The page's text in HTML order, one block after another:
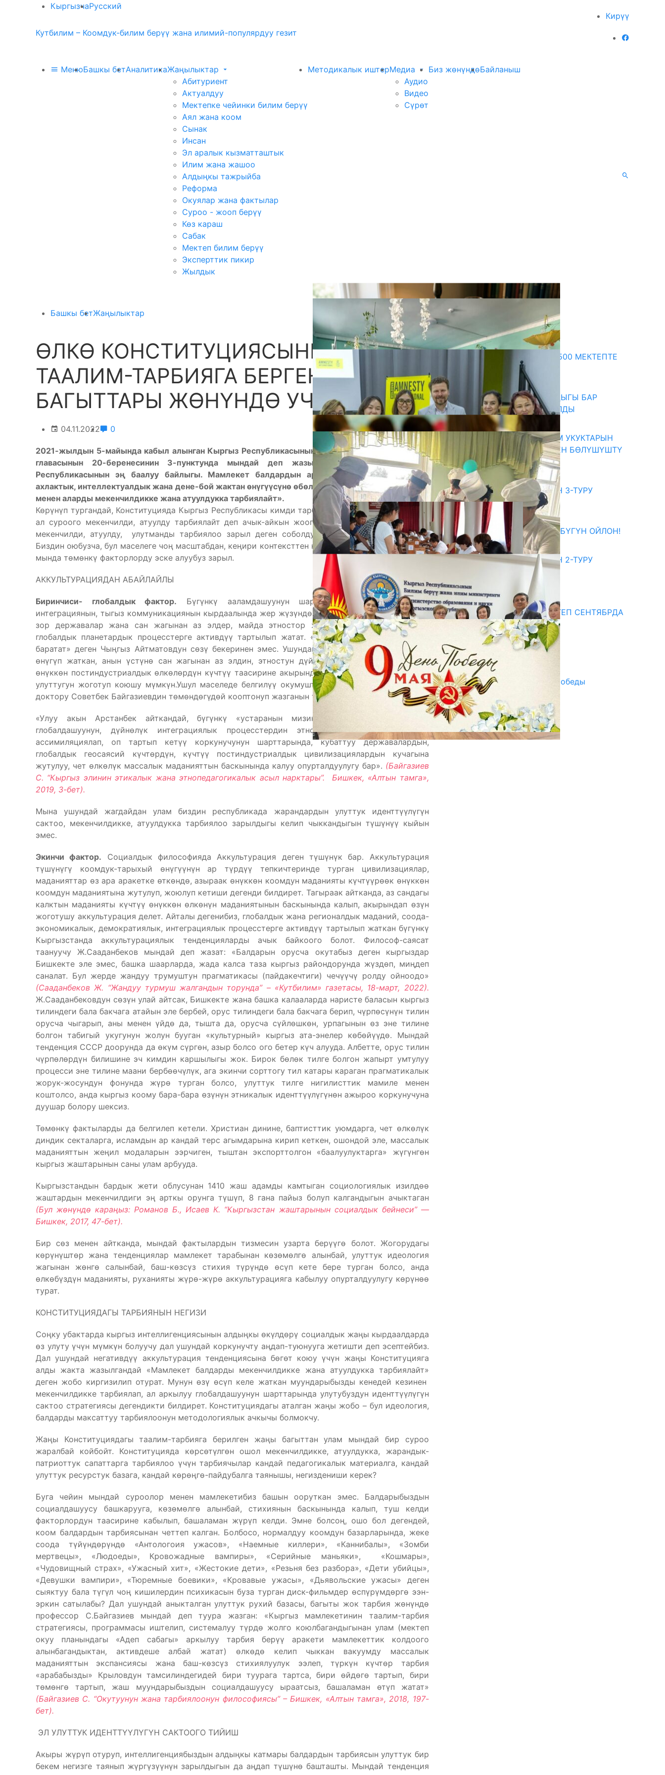
КыргызчаРусский
Кирүү
Кутбилим – Коомдук-билим берүү жана илимий-популярдуу гезит
МенюБашкы бетАналитикаЖаңылыктар
Абитуриент
Актуалдуу
Мектепке чейинки билим берүү
Аял жана коом
Сынак
Инсан
Эл аралык кызматташтык
Илим жана жашоо
Алдыңкы тажрыйба
Реформа
Окуялар жана фактылар
Суроо - жооп берүү
Көз караш
Сабак
Мектеп билим берүү
Эксперттик пикир
Жылдык
Методикалык иштерМедиа
Аудио
Видео
Сүрөт
Биз жөнүндөБайланыш
Башкы бетЖаңылыктар
ӨЛКӨ КОНСТИТУЦИЯСЫНЫН
ТААЛИМ-ТАРБИЯГА БЕРГЕН ЖАҢЫ
БАГЫТТАРЫ ЖӨНҮНДӨ УЧКАЙ СӨЗ
04.11.2022 0
2021-жылдын 5-майында кабыл алынган Кыргыз Республикасынын жаңы Конституциясынын II
главасынын 20-беренесинин 3-пунктунда мындай деп жазылган: «Балдар – Кыргыз
Республикасынын эң баалуу байлыгы. Мамлекет балдардын ар тараптуу руханий, адеп-
ахлактык, интеллектуалдык жана дене-бой жактан өнүгүүсүнө өбөлгө болуучу шарттарды түзүү
менен аларды мекенчилдикке жана атуулдукка тарбиялайт».
Көрүнүп тургандай, Конституцияда Кыргыз Республикасы кимди тарбиялайт деген суроо коюлуп,
ал суроого мекенчилди, атуулду тарбиялайт деп ачык-айкын жооп берилген. Эмне үчүн бүгүн
мекенчилди, атуулду, улутманды тарбиялоо зарыл деген соболду биз өз алдыбызга коебуз?
Биздин оюбузча, бул маселеге чоң масштабдан, кеңири контексттен карап, жооп берүү керек. Биз
мында төмөнкү факторлорду эске алуубуз зарыл.
АККУЛЬТУРАЦИЯДАН АБАЙЛАЙЛЫ
Биринчиси- глобалдык фактор. Бүгүнкү ааламдашуунун шарттарында жана дүйнөлүк
интеграциянын, тыгыз коммуникациянын кырдаалында жер жүзүндөгү чоң жана кичине өлкөлөр,
зор державалар жана сан жагынан аз элдер, майда этностор жана ири калктар бардыгы
глобалдык планетардык процесстерге активдүү тартылып жатат. «Дүйнө элдери бир кайыкта
баратат» деген Чыңгыз Айтматовдун сөзү бекеринен эмес. Ушундай шартта, айрыкча жаңыдан
өнүгүп жаткан, анын үстүнө сан жагынан аз элдин, этностун дүйнөлүк державалардын жана
өнүккөн постиндустриалдык өлкөлөрдүн күчтүү таасирине акырындык менен «жутулуп», өзүнүн
улуттугун жоготуп коюшу мүмкүн.Ушул маселеде белгилүү окумуштуу, филология илимдеринин
доктору Советбек Байгазиевдин төмөндөгүдөй кооптонуп жазганын туура деп эсептейбиз:
«Улуу акын Арстанбек айткандай, бүгүнкү «устаранын мизинде оодарылган» заманда,
глобалдашуунун, дүйнөлүк интеграциялык процесстердин этносторду, майда улутгарды
ассимиляциялап, оп тартып кетүү коркунучунун шарттарында, кубаттуу державалардын,
глобалдык геосаясий күчтөрдүн, күчтүү постиндустриалдык цивилизациялардын кучагына
жутулуу, чет өлкөлүк массалык маданияттын баскынында калуу опурталдуулугу бар». (Байгазиев
С. “Кыргыз элинин этикалык жана этнопедагогикалык асыл нарктары”. Бишкек, «Алтын тамга»,
2019, 3-бет).
Мына ушундай жагдайдан улам биздин республикада жарандардын улуттук иденттүүлүгүн
сактоо, мекенчилдикке, атуулдукка тарбиялоо зарылдыгы келип чыккандыгын түшүнүү кыйын
эмес.
Экинчи фактор. Социалдык философияда Аккультурация деген түшүнүк бар. Аккультурация
түшүнүгү коомдук-тарыхый өнүгүүнүн ар түрдүү тепкичтеринде турган цивилизациялар,
маданияттар өз ара аракетке өткөндө, азыраак өнүккөн коомдун маданияты күчтүүрөөк өнүккөн
коомдун маданиятына жутулуп, жоюлуп кетиши дегенди билдирет. Тагыраак айтканда, аз сандагы
калктын маданияты күчтүү өнүккөн өлкөнүн маданиятынын баскынында калып, акырындап өзүн
жоготушу аккультурация делет. Айталы дегенибиз, глобалдык жана регионалдык маданий, соода-
экономикалык, демократиялык, интеграциялык процесстерге активдүү тартылып жаткан бүгүнкү
Кыргызстанда аккультурациялык тенденцияларды ачык байкоого болот. Философ-саясат
таануучу Ж.Сааданбеков мындай деп жазат: «Балдарын орусча окутабыз деген кыргыздар
Бишкекте эле эмес, башка шаарларда, жада калса таза кыргыз райондорунда жүздөп, миңдеп
саналат. Бул жерде жандуу трумуштун прагматикасы (пайдакечтиги) чечүүчү ролду ойноодо»
(Сааданбеков Ж. “Жандуу турмуш жалгандын торунда” – «Кутбилим» газетасы, 18-март, 2022).
Ж.Сааданбековдун сөзүн улай айтсак, Бишкекте жана башка калааларда наристе баласын кыргыз
тилиндеги бала бакчага атайын эле бербей, орус тилиндеги бала бакчага берип, чүрпөсүнүн тилин
орусча чыгарып, аны менен үйдө да, тышта да, орусча сүйлөшкөн, урпагынын өз эне тилине
болгон табигый укугунун жолун бууган «культурный» кыргыз ата-энелер көбөйүүдө. Мындай
тенденция СССР доорунда да өкүм сүргөн, азыр болсо ого бетер күч алууда. Албетте, орус тилин
чүрпөлөрдүн билишине эч кимдин каршылыгы жок. Бирок бөлөк тилге болгон жапырт умтулуу
процесси эне тилине маани бербөөчүлүк, ага экинчи сорттогу тил катары караган прагматикалык
жорук-жосундун фонунда жүрө турган болсо, улуттук тилге нигилисттик мамиле менен
коштолсо, анда кыргыз коому бара-бара өзүнүн этникалык иденттүүлүгүнөн ажыроо коркунучуна
дуушар болору шексиз.
Төмөнкү фактыларды да белгилеп кетели. Христиан динине, баптисттик уюмдарга, чет өлкөлүк
диндик секталарга, исламдын ар кандай терс агымдарына кирип кеткен, ошондой эле, массалык
маданияттын жеңил модаларын ээрчиген, тыштан экспорттолгон «баалуулуктарга» жүгүнгөн
кыргыз жаштарынын саны улам арбууда.
Кыргызстандын бардык жети облусунан 1410 жаш адамды камтыган социологиялык изилдөө
жаштардын мекенчилдиги эң арткы орунга түшүп, 8 гана пайыз болуп калгандыгын ачыктаган
(Бул жөнүндө караңыз: Романов Б., Исаев К. “Кыргызстан жаштарынын социалдык бейнеси” —
Бишкек, 2017, 47-бет).
Бир сөз менен айтканда, мындай фактылардын тизмесин узарта берүүгө болот. Жогорудагы
көрүнүштөр жана тенденциялар мамлекет тарабынан көзөмөлгө алынбай, улуттук идеология
жагынан жөнгө салынбай, баш-көзсүз стихия түрүндө өсүп кете бере турган болсо, анда
өлкөбүздүн маданияты, руханияты жүрө-жүрө аккультурацияга кабылуу опурталдуулугу көрүнөө
турат.
КОНСТИТУЦИЯДАГЫ ТАРБИЯНЫН НЕГИЗИ
Соңку убактарда кыргыз интеллигенциясынын алдыңкы өкүлдөрү социалдык жаңы кырдаалдарда
өз улуту үчүн мүмкүн болуучу дал ушундай коркунучту аңдап-туюнууга жетишти деп эсептейбиз.
Дал ушундай негативдүү аккультурация тенденциясына бөгөт коюу үчүн жаңы Конституцияга
алды жакта жазылгандай «Мамлекет балдарды мекенчилдикке жана атуулдукка тарбиялайт»
деген жобо киргизилип отурат. Мунун өзү өсүп келе жаткан муундарыбызды кенедей кезинен
мекенчилдикке тарбиялап, ал аркылуу глобалдашуунун шарттарында улутубуздун иденттүүлүгүн
сактоо стратегиясы дегендикти билдирет. Конституциядагы аталган жаңы жобо – бул идеология,
балдарды максаттуу тарбиялоонун методологиялык ачкычы болмокчу.
Жаңы Конституциядагы таалим-тарбияга берилген жаңы багыттан улам мындай бир суроо
жаралбай койбойт. Конституцияда көрсөтүлгөн ошол мекенчилдикке, атуулдукка, жарандык-
патриоттук сапаттарга тарбиялоо үчүн тарбиячылар кандай педагогикалык материалга, кандай
улуттук ресурстук базага, кандай көрөңгө-пайдубалга таянышы, негиздениши керек?
Буга чейин мындай суроолор менен мамлекетибиз башын ооруткан эмес. Балдарыбыздын
социалдашуусу башкарууга, көзөмөлгө алынбай, стихиянын баскынында калып, туш келди
факторлордун таасирине кабылып, башаламан жүрүп келди. Эмне болсоң, ошо бол дегендей,
коом балдардын тарбиясынан четтеп калган. Болбосо, нормалдуу коомдун базарларында, жеке
соода түйүндөрүндө «Антологоия ужасов», «Наемные киллери», «Каннибалы», «Зомби
мертвецы», «Людоеды», Кровожадные вампиры», «Серийные маньяки», «Кошмары»,
«Чудовищный страх», «Ужасный хит», «Жестокие дети», «Резьня без разбора», «Дети убийцы»,
«Девушки вампири», «Тюремные боевики», «Кровавые ужасы», «Дьявольские ужасы» деген
сыяктуу бала түгүл чоң кишилердин психикасын буза турган диск-фильмдер өспүрүмдөргө ээн-
эркин сатылабы? Дал ушундай аныкталган улуттук рухий базасы, багыты жок тарбия жөнүндө
профессор С.Байгазиев мындай деп туура жазган: «Кыргыз мамлекетинин таалим-тарбия
стратегиясы, программасы иштелип, системалуу түрдө жолго коюлбагандыгынан улам (мектеп
окуу планындагы «Адеп сабагы» аркылуу тарбия берүү аракети мамлекеттик колдоого
алынбагандыктан, активдеше албай жатат) өлкөдө келип чыккан вакуумду массалык
маданияттын экспансиясы жана баш-көзсүз стихиялуулук ээлеп, түркүн күчтөр тарбия
«арабабызды» Крыловдун тамсилиндегидей бири туурага тартса, бири өйдөгө тартып, бири
төмөнгө тартып, жаш муундарыбыздын социалдашуусу ыраатсыз, башаламан өтүп жатат»
(Байгазиев С. “Окутуунун жана тарбиялоонун философиясы” – Бишкек, «Алтын тамга», 2018, 197-
бет).
ЭЛ УЛУТТУК ИДЕНТТҮҮЛҮГҮН САКТООГО ТИЙИШ
Акыры жүрүп отуруп, интеллигенциябыздын алдыңкы катмары балдардын тарбиясын улуттук бир
бекем негизге таянып жүргүзүүнүн зарылдыгын да аңдап түшүнө башташты. Мындай тенденция
Акыркы жаңылыктар
ПРЕЗИДЕНТТИН ЖАРЛЫГЫ: 500 МЕКТЕПТЕ
ШАХМАТ ИЙРИМИ АЧЫЛАТ
06.08.2026
СҮЛҮКТҮ: ӨЗГӨЧӨ МУКТАЖДЫГЫ БАР
БАЛДАР ҮЧҮН БОРБОР АЧЫЛДЫ
06.08.2026
КЫРГЫЗ ЭКСПЕРТТЕРИ АДАМ УКУКТАРЫН
ОКУТУУ ТАЖРЫЙБАСЫ МЕНЕН БӨЛҮШҮШТҮ
06.08.2026
Абитуриент
ЖОЖДОРГО КАБЫЛ АЛУУНУН 3-ТУРУ
БАШТАЛДЫ
27.07.2026
ӨЗҮҢДҮН КЕЛЕЧЕГИҢ ҮЧҮН БҮГҮН ОЙЛОН!
20.07.2026
ЖОЖДОРГО КАБЫЛ АЛУУНУН 2-ТУРУ
20.07.2026
Медиа
СУЗАКТА 750 ОРУНДУУ МЕКТЕП СЕНТЯБРДА
ПАЙДАЛАНУУГА БЕРИЛЕТ
07.08.2025
Улуу Жеңиштин жандуу сөзү
29.04.2025
Награды в преддверии Дня Победы
29.04.2025